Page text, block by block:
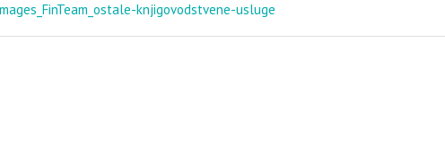
knjigovodstvene-usluge